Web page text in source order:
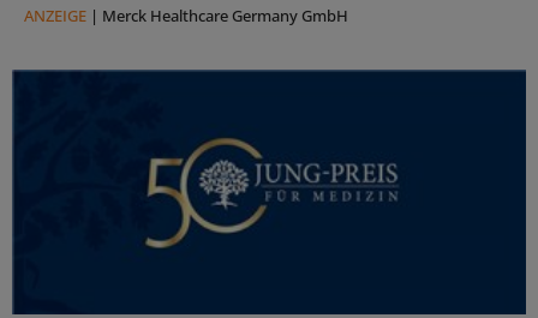
ANZEIGE | Merck Healthcare Germany GmbH